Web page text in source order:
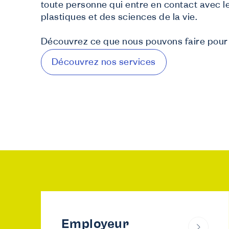
toute personne qui entre en contact avec
plastiques et des sciences de la vie.
Découvrez ce que nous pouvons faire
Découvrez nos services
Employeur